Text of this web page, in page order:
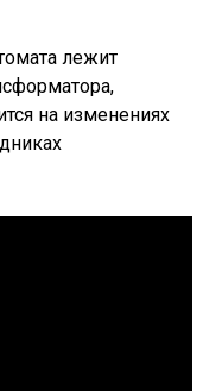
лежит
на изменениях